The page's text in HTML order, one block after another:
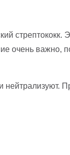
стрептококк.
очень важно,